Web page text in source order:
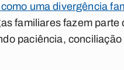
uma divergência
familiares fazem parte
paciência,